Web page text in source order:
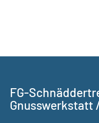
FG-
Gnusswerkstatt